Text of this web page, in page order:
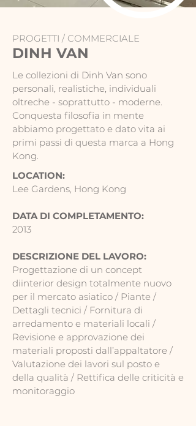
PROGETTI / COMMERCIALE
DINH VAN
Le collezioni di Dinh Van sono
personali, realistiche, individuali
oltreche - soprattutto - moderne.
Conquesta filosofia in mente
abbiamo progettato e dato vita ai
primi passi di questa marca a Hong
Kong.
LOCATION:
Lee Gardens, Hong Kong
DATA DI COMPLETAMENTO:
2013
DESCRIZIONE DEL LAVORO:
Progettazione di un concept
diinterior design totalmente nuovo
per il mercato asiatico / Piante /
Dettagli tecnici / Fornitura di
arredamento e materiali locali /
Revisione e approvazione dei
materiali proposti dall’appaltatore /
Valutazione dei lavori sul posto e
della qualità / Rettifica delle criticità e
monitoraggio